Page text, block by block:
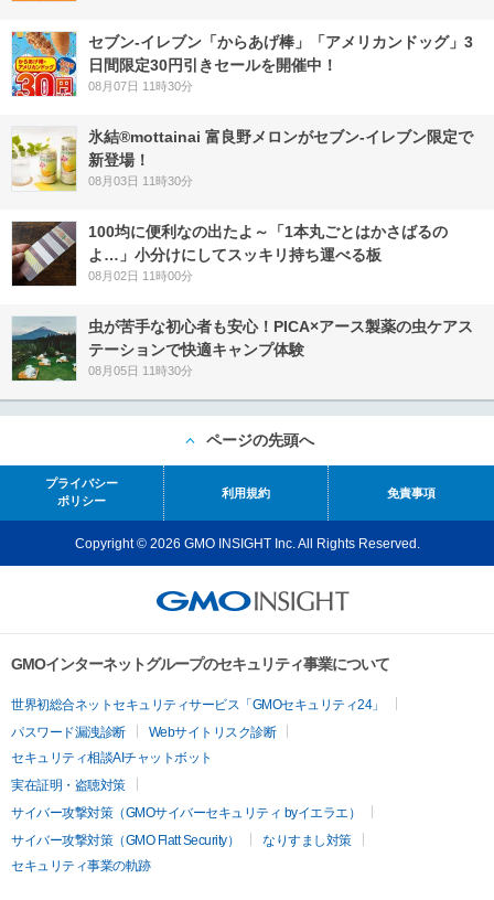
セブン‐イレブン「からあげ棒」「アメリカンドッグ」3
日間限定30円引きセールを開催中！
08月07日 11時30分
氷結®mottainai 富良野メロンがセブン‐イレブン限定で
新登場！
08月03日 11時30分
100均に便利なの出たよ～「1本丸ごとはかさばるの
よ…」小分けにしてスッキリ持ち運べる板
08月02日 11時00分
虫が苦手な初心者も安心！PICA×アース製薬の虫ケアス
テーションで快適キャンプ体験
08月05日 11時30分
ページの先頭へ
プライバシー
ポリシー
利用規約 免責事項
Copyright © 2026 GMO INSIGHT Inc. All Rights Reserved.
GMOインターネットグループのセキュリティ事業について
世界初総合ネットセキュリティサービス「GMOセキュリティ24」
パスワード漏洩診断
Webサイトリスク診断
セキュリティ相談AIチャットボット
実在証明・盗聴対策
サイバー攻撃対策（GMOサイバーセキュリティ byイエラエ）
サイバー攻撃対策（GMO Flatt Security）
なりすまし対策
セキュリティ事業の軌跡